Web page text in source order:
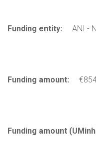
Funding entity: ANI -
Funding amount:
Funding amount